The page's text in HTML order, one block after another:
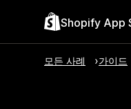
Shopify App
모든 사례 가이드